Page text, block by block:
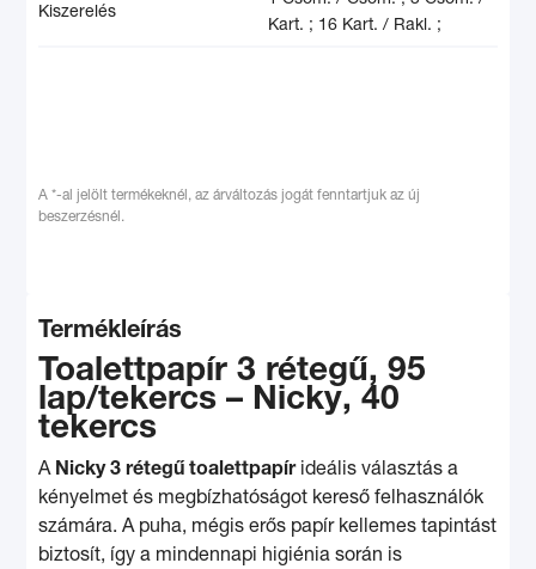
Kiszerelés
Kart. ; 16 Kart. / Rakl. ;
A *-al jelölt termékeknél, az árváltozás jogát fenntartjuk az új
beszerzésnél.
Termékleírás
Toalettpapír 3 rétegű, 95
lap/tekercs – Nicky, 40
tekercs
A Nicky 3 rétegű toalettpapírideális választás a
kényelmet és megbízhatóságot kereső felhasználók
számára. A puha, mégis erős papír kellemes tapintást
biztosít, így a mindennapi higiénia során is